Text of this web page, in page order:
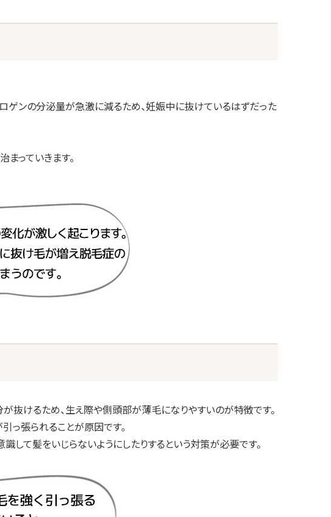
ゲンの分泌量が急激に減るため、妊娠中に抜けているはずだった
っていきます。
抜けるため、生え際や側頭部が薄毛になりやすいのが特徴です。
っ張られることが原因です。
して髪をいじらないようにしたりするという対策が必要です。